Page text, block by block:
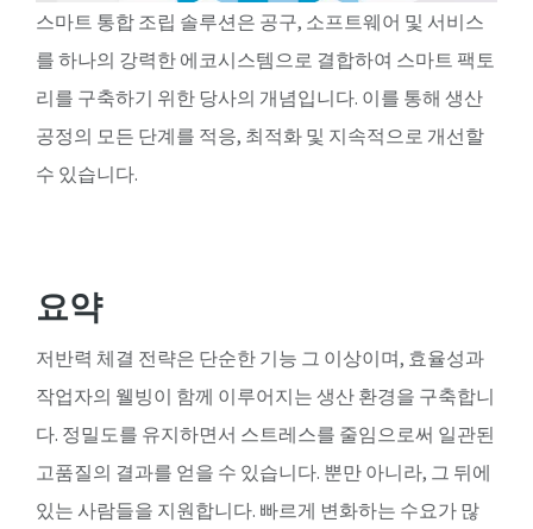
스마트 통합 조립 솔루션은 공구, 소프트웨어 및 서비스
를 하나의 강력한 에코시스템으로 결합하여 스마트 팩토
리를 구축하기 위한 당사의 개념입니다. 이를 통해 생산
공정의 모든 단계를 적응, 최적화 및 지속적으로 개선할
수 있습니다.
요약
저반력 체결 전략은 단순한 기능 그 이상이며, 효율성과
작업자의 웰빙이 함께 이루어지는 생산 환경을 구축합니
다. 정밀도를 유지하면서 스트레스를 줄임으로써 일관된
고품질의 결과를 얻을 수 있습니다. 뿐만 아니라, 그 뒤에
있는 사람들을 지원합니다. 빠르게 변화하는 수요가 많